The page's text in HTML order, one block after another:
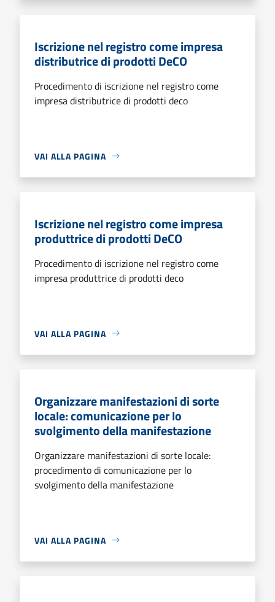
Iscrizione nel registro come impresa
distributrice di prodotti DeCO
Procedimento di iscrizione nel registro come
impresa distributrice di prodotti deco
VAI ALLA PAGINA
Iscrizione nel registro come impresa
produttrice di prodotti DeCO
Procedimento di iscrizione nel registro come
impresa produttrice di prodotti deco
VAI ALLA PAGINA
Organizzare manifestazioni di sorte
locale: comunicazione per lo
svolgimento della manifestazione
Organizzare manifestazioni di sorte locale:
procedimento di comunicazione per lo
svolgimento della manifestazione
VAI ALLA PAGINA